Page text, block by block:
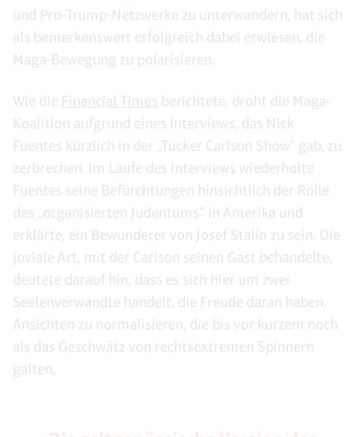
und Pro-Trump-Netzwerke zu unterwandern, hat sich
als bemerkenswert erfolgreich dabei erwiesen, die
Maga-Bewegung zu polarisieren.
Wie die Financial Times berichtete, droht die Maga-
Koalition aufgrund eines Interviews, das Nick
Fuentes kürzlich in der „Tucker Carlson Show" gab, zu
zerbrechen. Im Laufe des Interviews wiederholte
Fuentes seine Befürchtungen hinsichtlich der Rolle
des „organisierten Judentums” in Amerika und
erklärte, ein Bewunderer von Josef Stalin zu sein. Die
joviale Art, mit der Carlson seinen Gast behandelte,
deutete darauf hin, dass es sich hier um zwei
Seelenverwandte handelt, die Freude daran haben,
Ansichten zu normalisieren, die bis vor kurzem noch
als das Geschwätz von rechtsextremen Spinnern
galten.